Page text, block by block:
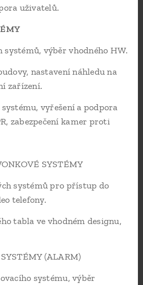
uživatelů.
výběr vhodného HW.
nastavení náhledu na
zařízení.
vyřešení a podpora
zabezpečení kamer proti
SYSTÉMY
systémů pro přístup do
telefony.
tabla ve vhodném designu,
(ALARM)
systému, výběr